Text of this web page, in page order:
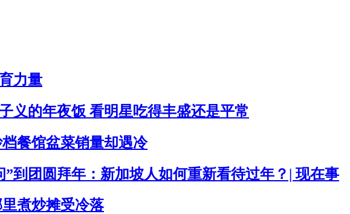
力量
义的年夜饭 看明星吃得丰盛还是平常
餐馆盆菜销量却遇冷
”到团圆拜年：新加坡人如何重新看待过年？| 现在事
煮炒摊受冷落